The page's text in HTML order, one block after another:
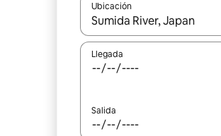
Ubicación
Cuando los resultados
Llegada
Salida